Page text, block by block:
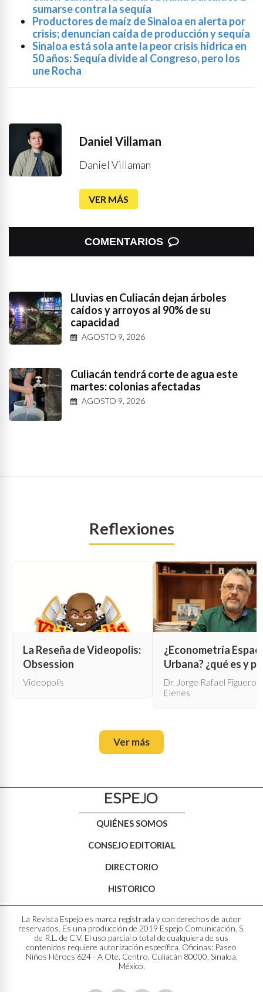
sumarse contra la sequía
Productores de maíz de Sinaloa en alerta por
crisis; denuncian caída de producción y sequía
Sinaloa está sola ante la peor crisis hídrica en
50 años: Sequía divide al Congreso, pero los
une Rocha
Daniel Villaman
Daniel Villaman
VER MÁS
COMENTARIOS
Lluvias en Culiacán dejan árboles
caídos y arroyos al 90% de su
capacidad
AGOSTO 9, 2026
Culiacán tendrá corte de agua este
martes: colonias afectadas
AGOSTO 9, 2026
Reflexiones
La Reseña de Videopolis:
Obsession
Videopolis
¿Econometría
Urbana? ¿qué es y
qué sirve?
Dr. Jorge Rafael Figueroa
Elenes
Ver más
QUIÉNES SOMOS
CONSEJO EDITORIAL
DIRECTORIO
HISTORICO
La Revista Espejo es marca registrada y con derechos de autor
reservados. Es una producción de 2019 Espejo Comunicación, S.
de R.L. de C.V. El uso parcial o total de cualquiera de sus
contenidos requiere autorización específica. Oficinas: Paseo
Niños Héroes 624 - A Ote. Centro. Culiacán 80000, Sinaloa,
México.